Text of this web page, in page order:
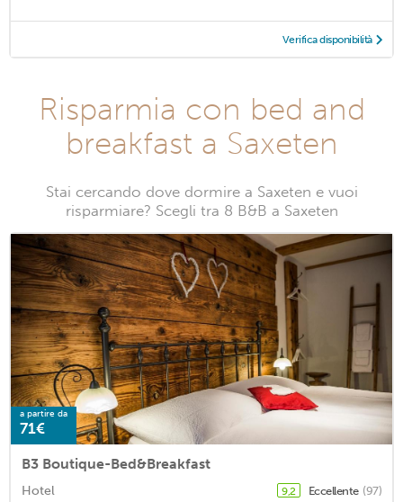
Verifica disponibilità
Risparmia con bed and
breakfast a Saxeten
Stai cercando dove dormire a Saxeten e vuoi
risparmiare? Scegli tra 8 B&B a Saxeten
a partire da
71€
B3 Boutique-Bed&Breakfast
Hotel 9,2 Eccellente (97)